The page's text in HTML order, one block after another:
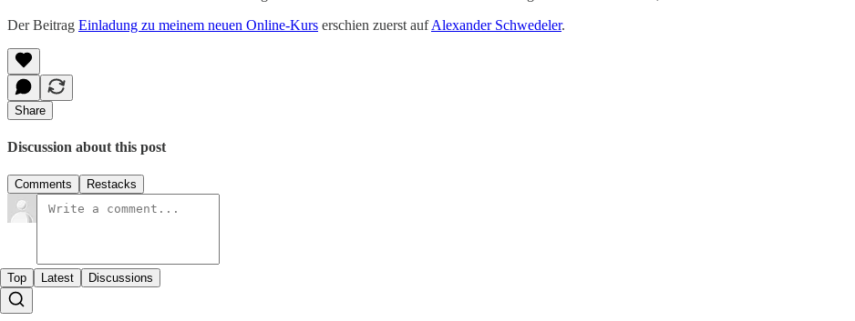
Der Beitrag Einladung zu meinem neuen Online-Kurs erschien zuerst aufAlexander Schwedeler.
Share
Discussion about this post
Comments Restacks
Top Latest Discussions